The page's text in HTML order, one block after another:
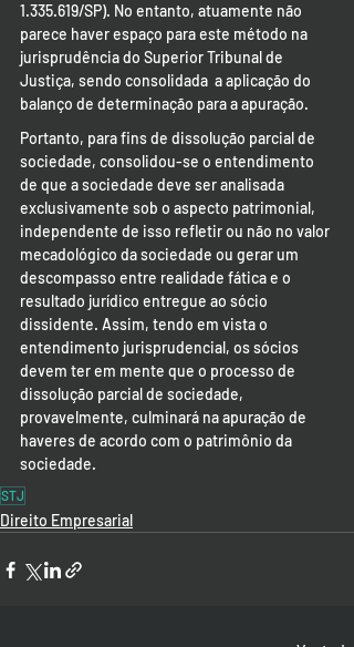
1.335.619/SP). No entanto, atuamente não
parece haver espaço para este método na
jurisprudência do Superior Tribunal de
Justiça, sendo consolidada  a aplicação do
balanço de determinação para a apuração.
Portanto, para fins de dissolução parcial de
sociedade, consolidou-se o entendimento
de que a sociedade deve ser analisada
exclusivamente sob o aspecto patrimonial,
independente de isso refletir ou não no valor
mecadológico da sociedade ou gerar um
descompasso entre realidade fática e o
resultado jurídico entregue ao sócio
dissidente. Assim, tendo em vista o
entendimento jurisprudencial, os sócios
devem ter em mente que o processo de
dissolução parcial de sociedade,
provavelmente, culminará na apuração de
haveres de acordo com o patrimônio da
sociedade.
STJ
Direito Empresarial